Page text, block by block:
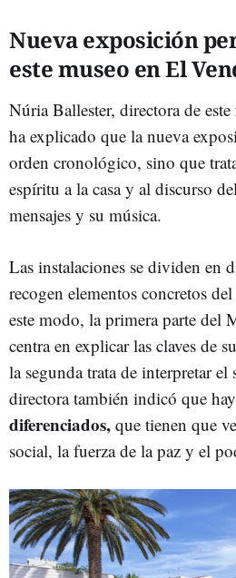
Nueva exposición
este museo en El
Núria Ballester, directora de este
ha explicado que la nueva
orden cronológico, sino que
espíritu a la casa y al discurso
mensajes y su música.
Las instalaciones se dividen en
recogen elementos concretos
este modo, la primera parte del
centra en explicar las claves de
la segunda trata de interpretar
directora también indicó que hay
diferenciados, que tienen que
social, la fuerza de la paz y el